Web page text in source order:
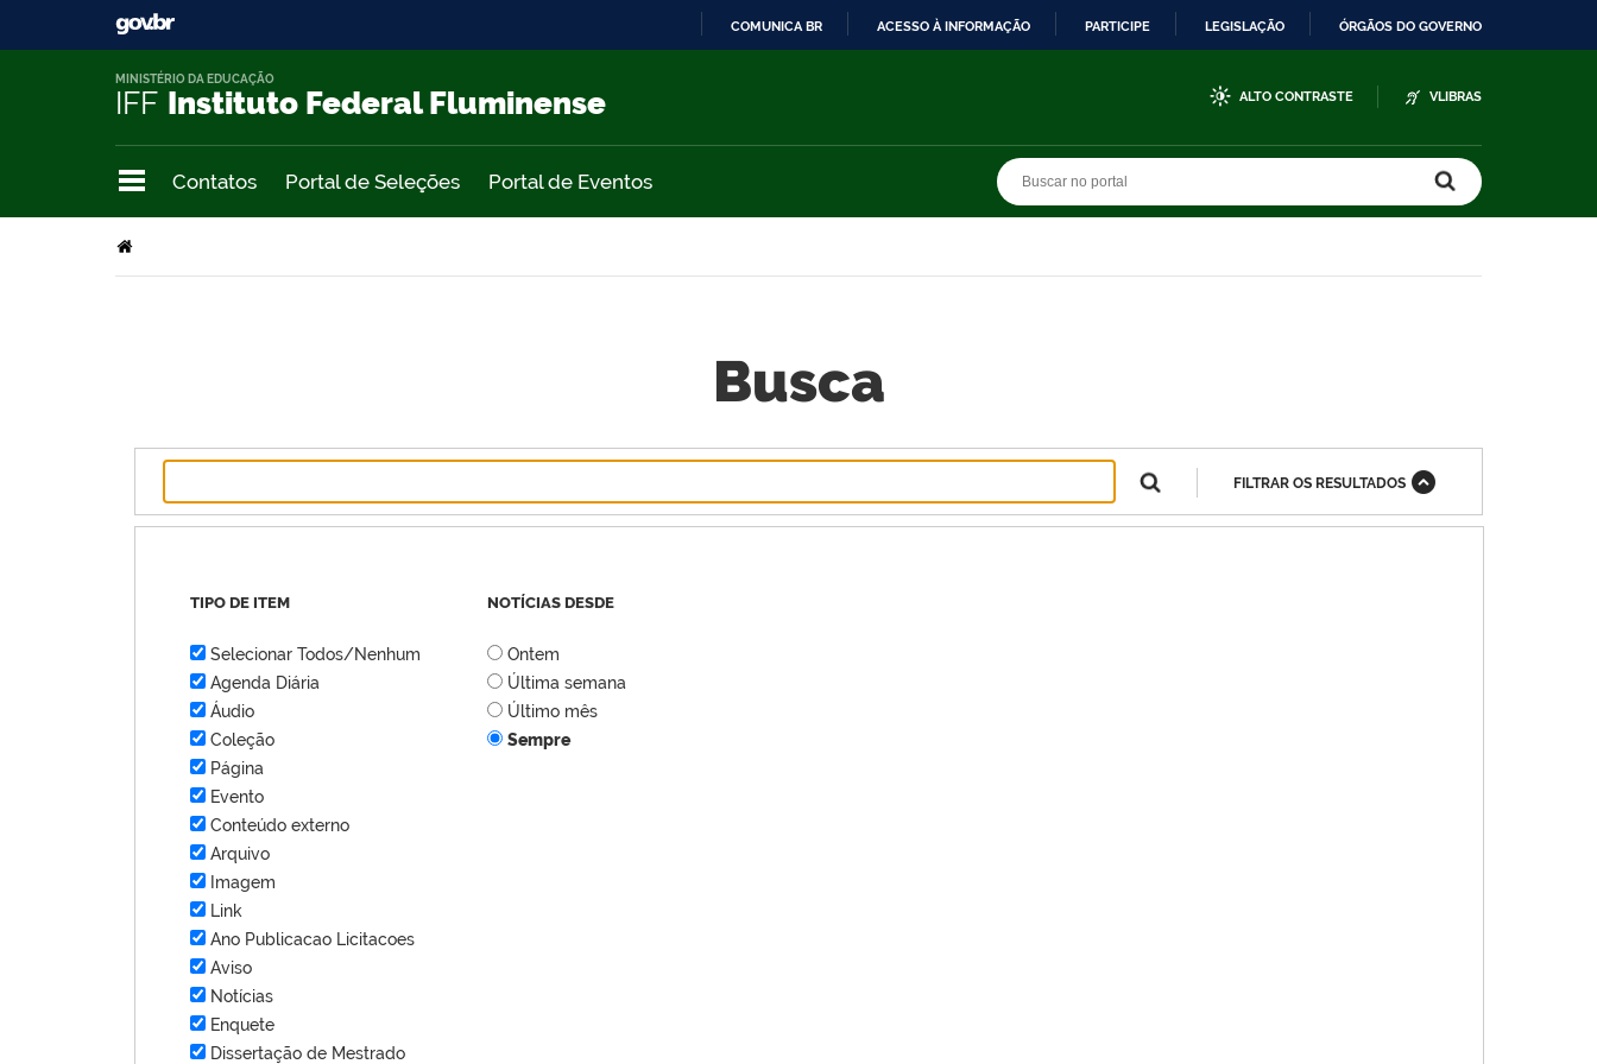
COMUNICA BR ACESSO À INFORMAÇÃO PARTICIPE LEGISLAÇÃO ÓRGÃOS DO GOVERNO
IFF Instituto Federal Fluminense
MINISTÉRIO DA EDUCAÇÃO
ALTO CONTRASTE VLIBRAS
Contatos Portal de Seleções Portal de Eventos
Busca
FILTRAR OS RESULTADOS
TIPO DE ITEM
Selecionar Todos/Nenhum
Agenda Diária
Áudio
Coleção
Página
Evento
Conteúdo externo
Arquivo
Imagem
Link
Ano Publicacao Licitacoes
Aviso
Notícias
Enquete
Dissertação de Mestrado
NOTÍCIAS DESDE
Ontem
Última semana
Último mês
Sempre